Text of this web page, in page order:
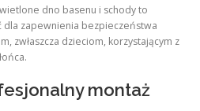
dno basenu i schody to
dla zapewnienia bezpieczeństwa
zwłaszcza dzieciom, korzystającym z
montaż